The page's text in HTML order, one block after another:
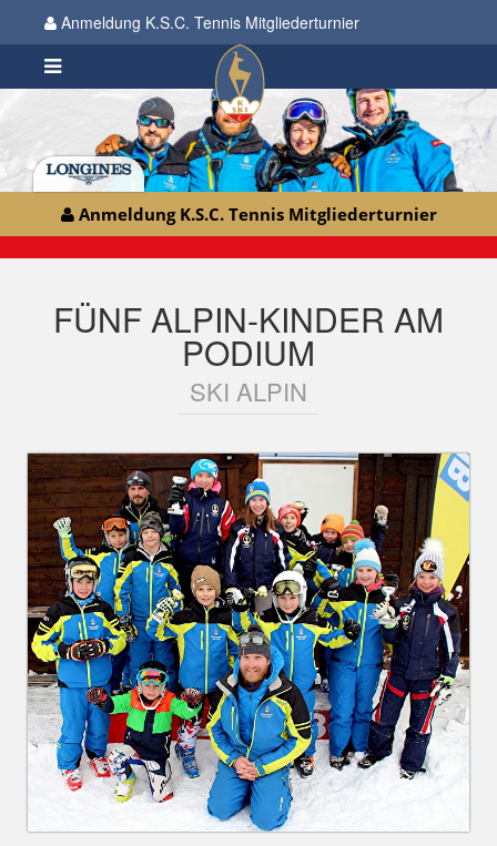
Anmeldung K.S.C. Tennis Mitgliederturnier
Anmeldung K.S.C. Tennis Mitgliederturnier
FÜNF ALPIN-KINDER AM
PODIUM
SKI ALPIN